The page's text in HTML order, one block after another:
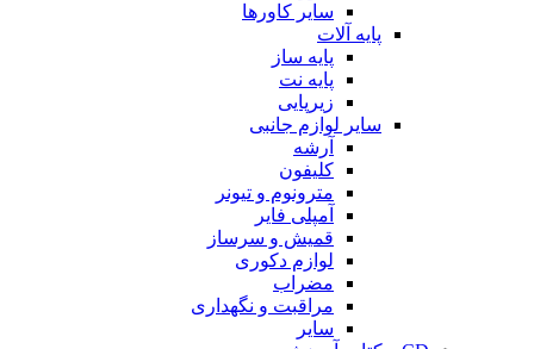
سایر کاورها
پایه آلات
پایه ساز
پایه نت
زیرپایی
سایر لوازم جانبی
آرشه
کلیفون
مترونوم و تیونر
آمپلی فایر
قمیش و سرساز
لوازم دکوری
مضراب
مراقبت و نگهداری
سایر